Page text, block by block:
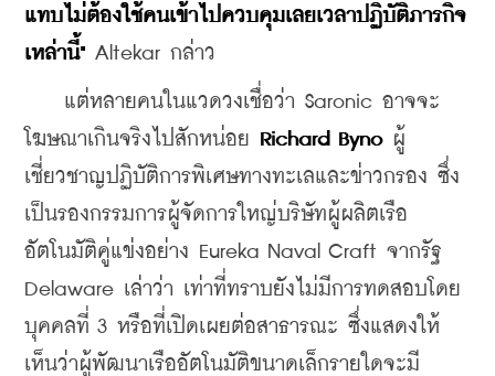
แทบไม่ต้องใช้คนเข้าไปควบคุมเลยเวลาปฏิบัติภารกิจ
เหล่านี้" Altekar กล่าว
แต่หลายคนในแวดวงเชื่อว่า Saronic อาจจะ
โฆษณาเกินจริงไปสักหน่อย Richard Byno ผู้
เชี่ยวชาญปฏิบัติการพิเศษทางทะเลและข่าวกรอง ซึ่ง
เป็นรองกรรมการผู้จัดการใหญ่บริษัทผู้ผลิตเรือ
อัตโนมัติคู่แข่งอย่าง Eureka Naval Craft จากรัฐ
Delaware เล่าว่า เท่าที่ทราบยังไม่มีการทดสอบโดย
บุคคลที่ 3 หรือที่เปิดเผยต่อสาธารณะ ซึ่งแสดงให้
เห็นว่าผู้พัฒนาเรืออัตโนมัติขนาดเล็กรายใดจะมี